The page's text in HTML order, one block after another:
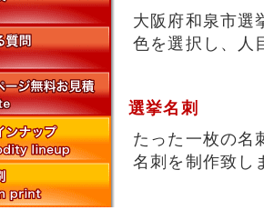
大阪府和泉市選
色を選択し、人
選挙名刺
たった一枚の名
名刺を制作致し